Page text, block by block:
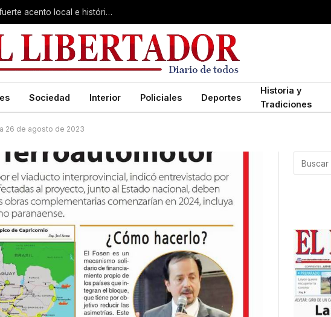
Virasoro inauguró la 7ª Feria del Libro con un fuerte acento local e histórico
Sociedad Interior Policiales Deportes
Historia y
Tradiciones
26 de agosto de 2023